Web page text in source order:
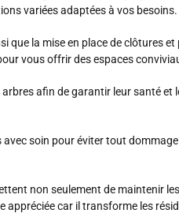
variées adaptées à vos besoins.
que la mise en place de clôtures
vous offrir des espaces
afin de garantir leur santé
soin pour éviter tout
non seulement de maintenir
car il transforme les